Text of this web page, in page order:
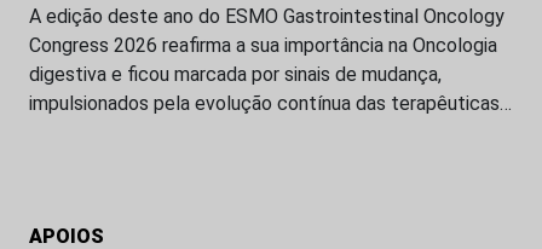
A edição deste ano do ESMO Gastrointestinal Oncology
Congress 2026 reafirma a sua importância na Oncologia
digestiva e ficou marcada por sinais de mudança,
impulsionados pela evolução contínua das terapêuticas…
APOIOS